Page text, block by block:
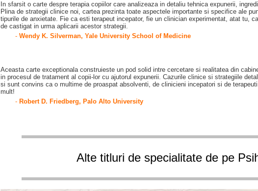
In sfarsit o carte despre terapia copiilor care analizeaza in detaliu tehnica expunerii,
Plina de strategii clinice noi, cartea prezinta toate aspectele importante si specifice ale
tipurile de anxietate. Fie ca esti terapeut incepator, fie un clinician experimentat, atat tu,
de castigat in urma aplicarii acestor strategii.
- Wendy K. Silverman, Yale University School of Medicine
Aceasta carte exceptionala construieste un pod solid intre cercetare si realitatea din
in procesul de tratament al copii-lor cu ajutorul expunerii. Cazurile clinice si strategiile
si sunt convins ca o multime de proaspat absolventi, de clinicieni incepatori si de
mult!
- Robert D. Friedberg, Palo Alto University
Alte titluri de specialitate de pe